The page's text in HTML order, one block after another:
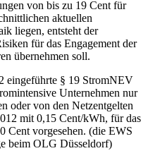
von bis zu 19 Cent für
aktuellen
liegen, entsteht der
für das Engagement der
übernehmen soll.
eingeführte § 19 StromNEV
Unternehmen nur
oder von den Netzentgelten
mit 0,15 Cent/kWh, für das
Cent vorgesehen. (die EWS
beim OLG Düsseldorf)